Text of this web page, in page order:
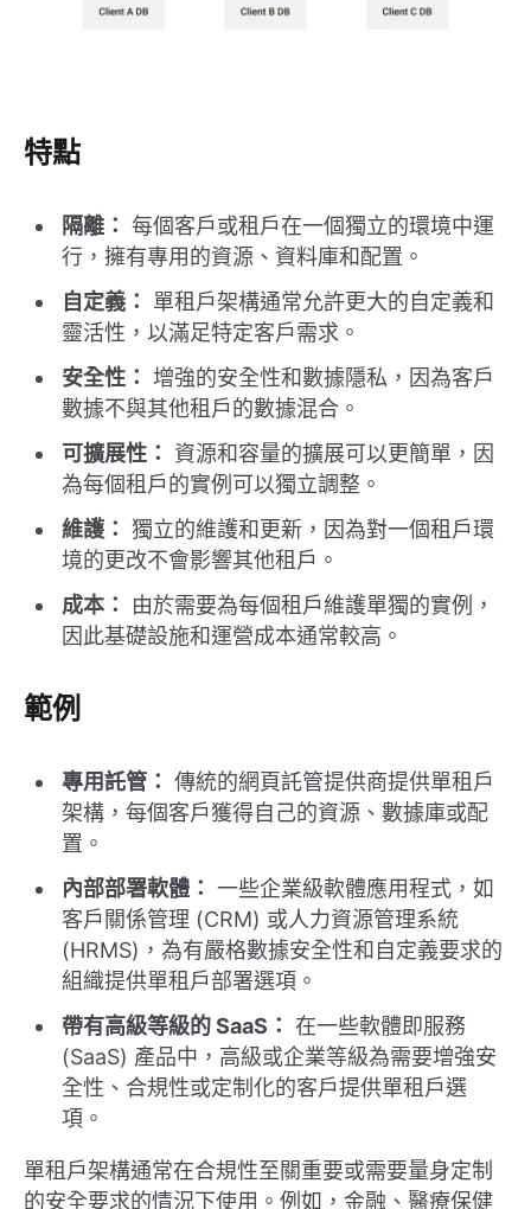
特點
隔離： 每個客戶或租戶在一個獨立的環境中運
行，擁有專用的資源、資料庫和配置。
自定義：
單租戶架構通常允許更大的自定義和
靈活性，以滿足特定客戶需求。
安全性： 增強的安全性和數據隱私，因為客戶
數據不與其他租戶的數據混合。
可擴展性：
資源和容量的擴展可以更簡單，因
為每個租戶的實例可以獨立調整。
維護： 獨立的維護和更新，因為對一個租戶環
境的更改不會影響其他租戶。
成本：
由於需要為每個租戶維護單獨的實例，
因此基礎設施和運營成本通常較高。
範例
專用託管： 傳統的網頁託管提供商提供單租戶
架構，每個客戶獲得自己的資源、數據庫或配
置。
內部部署軟體： 一些企業級軟體應用程式，如
客戶關係管理 (CRM) 或人力資源管理系統
(HRMS)，為有嚴格數據安全性和自定義要求的
組織提供單租戶部署選項。
帶有高級等級的 SaaS： 在一些軟體即服務
(SaaS) 產品中，高級或企業等級為需要增強安
全性、合規性或定制化的客戶提供單租戶選
項。
單租戶架構通常在合規性至關重要或需要量身定制
的安全要求的情況下使用。例如，金融、醫療保健